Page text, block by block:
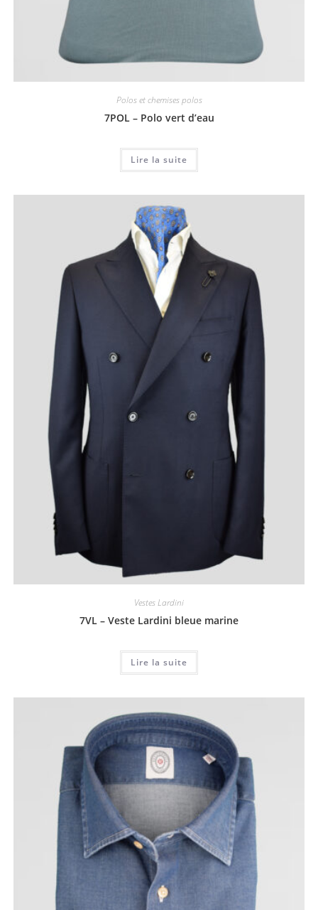
Polos et chemises polos
7POL – Polo vert d’eau
Lire la suite
Vestes Lardini
7VL – Veste Lardini bleue marine
Lire la suite